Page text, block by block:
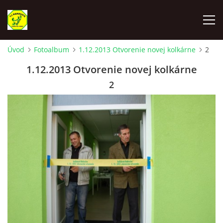
VYLOSOVANIE - SÚŤAŽNÝ ROČNÍK 2025-2026
TJ RAKOVICE "A"
TJ RAKOVICE "B"
TJ RAKOVICE ŽENY
TJ RAKOVICE DORAST
Úvod Fotoalbum 1.12.2013 Otvorenie novej kolkárne 2
1.12.2013 Otvorenie novej kolkárne
2